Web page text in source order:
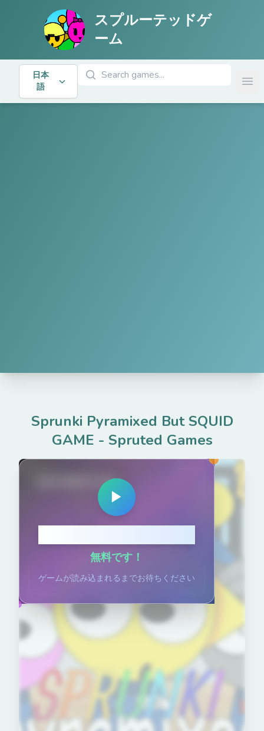
スプルーテッドゲ
ーム
日本
語
ゲームを検索
Sprunki Pyramixed But SQUID
GAME - Spruted Games
spruted.com
▶
無料です！
ゲームが読み込まれるまでお待ちください